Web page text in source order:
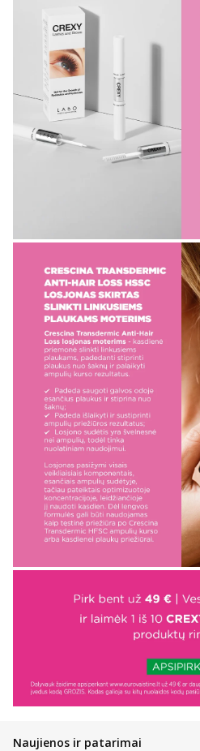
Naujienos ir patarimai